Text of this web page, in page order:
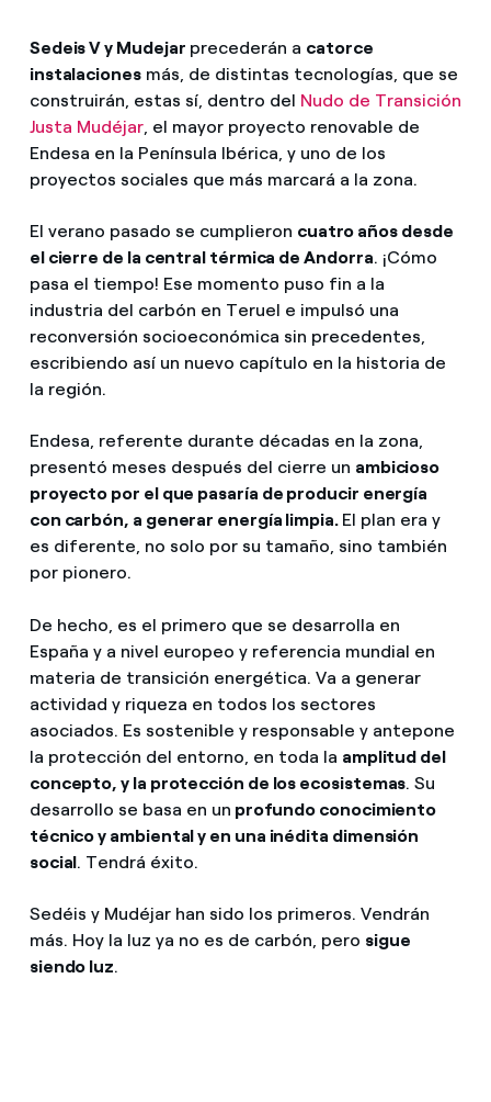
Sedeis V y Mudejar precederán a catorce
instalacionesmás, de distintas tecnologías, que se
construirán, estas sí, dentro del Nudo de Transición
Justa Mudéjar, el mayor proyecto renovable de
Endesa en la Península Ibérica, y uno de los
proyectos sociales que más marcará a la zona.
El verano pasado se cumplieron cuatro años desde
el cierre de la central térmica de Andorra. ¡Cómo
pasa el tiempo! Ese momento puso fin a la
industria del carbón en Teruel e impulsó una
reconversión socioeconómica sin precedentes,
escribiendo así un nuevo capítulo en la historia de
la región.
Endesa, referente durante décadas en la zona,
presentó meses después del cierre un ambicioso
proyecto por el que pasaría de producir energía
con carbón, a generar energía limpia. El plan era y
es diferente, no solo por su tamaño, sino también
por pionero.
De hecho, es el primero que se desarrolla en
España y a nivel europeo y referencia mundial en
materia de transición energética. Va a generar
actividad y riqueza en todos los sectores
asociados. Es sostenible y responsable y antepone
la protección del entorno, en toda la amplitud del
concepto, y la protección de los ecosistemas. Su
desarrollo se basa en un profundo conocimiento
técnico y ambiental y en una inédita dimensión
social. Tendrá éxito.
Sedéis y Mudéjar han sido los primeros. Vendrán
más. Hoy la luz ya no es de carbón, pero sigue
siendo luz.